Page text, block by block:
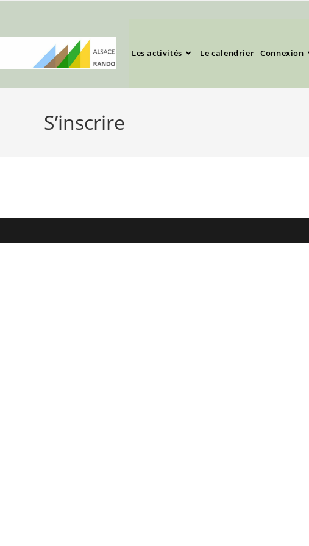
Les activités Le calendrier Connexion
S’inscrire